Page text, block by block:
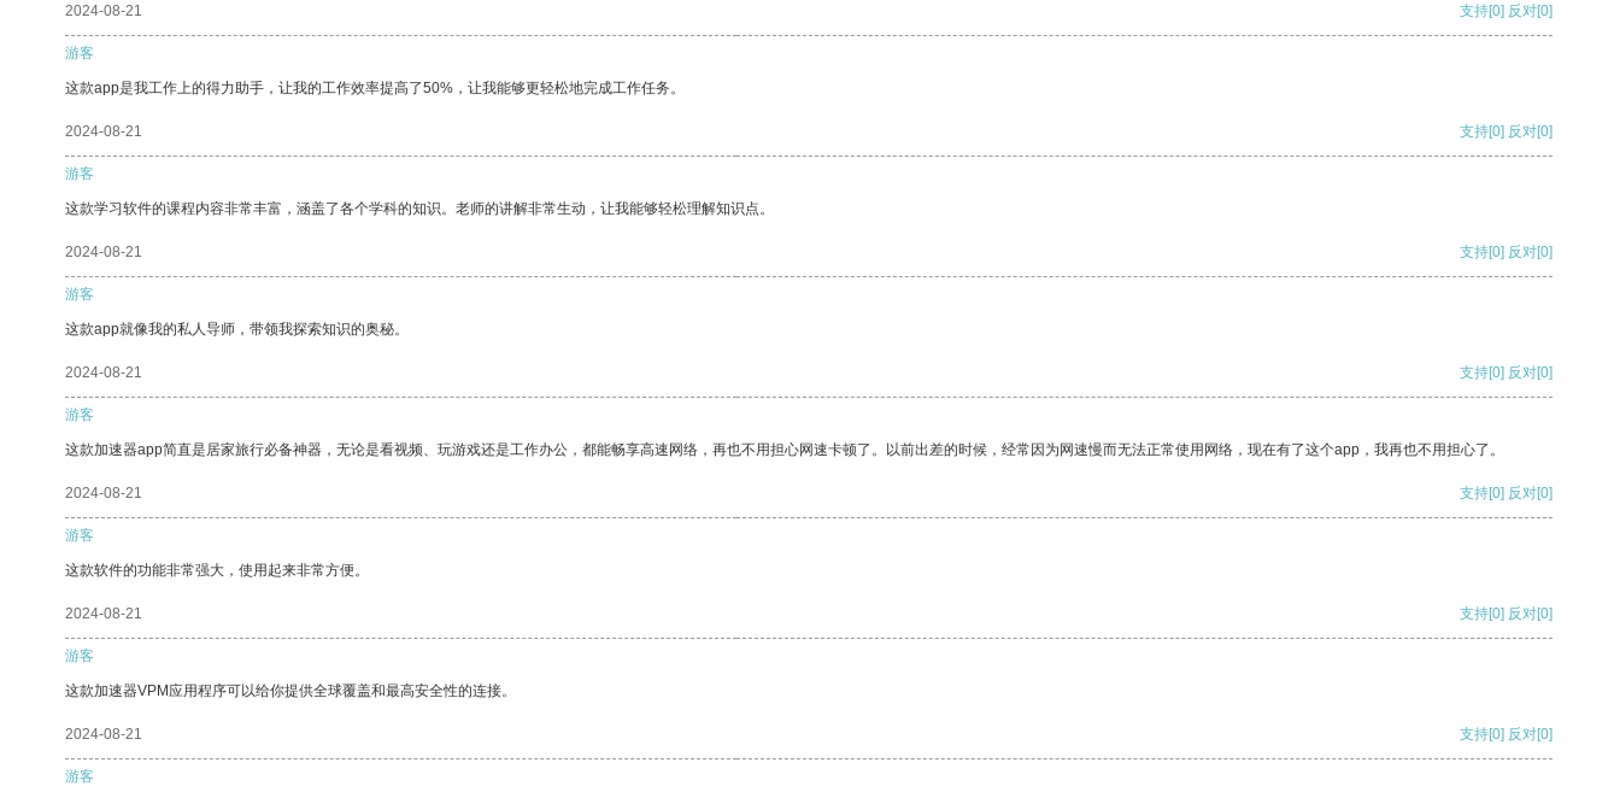
2024-08-21 支持[0] 反对[0]
游客
这款app是我工作上的得力助手，让我的工作效率提高了50%，让我能够更轻松地完成工作任务。
2024-08-21 支持[0] 反对[0]
游客
这款学习软件的课程内容非常丰富，涵盖了各个学科的知识。老师的讲解非常生动，让我能够轻松理解知识点。
2024-08-21 支持[0] 反对[0]
游客
这款app就像我的私人导师，带领我探索知识的奥秘。
2024-08-21 支持[0] 反对[0]
游客
这款加速器app简直是居家旅行必备神器，无论是看视频、玩游戏还是工作办公，都能畅享高速网络，再也不用担心网速卡顿了。以前出差的时候，经常因为网速慢而无法正常使用网络，现在有了这个app，我再也不用担心了。
2024-08-21 支持[0] 反对[0]
游客
这款软件的功能非常强大，使用起来非常方便。
2024-08-21 支持[0] 反对[0]
游客
这款加速器VPM应用程序可以给你提供全球覆盖和最高安全性的连接。
2024-08-21 支持[0] 反对[0]
游客